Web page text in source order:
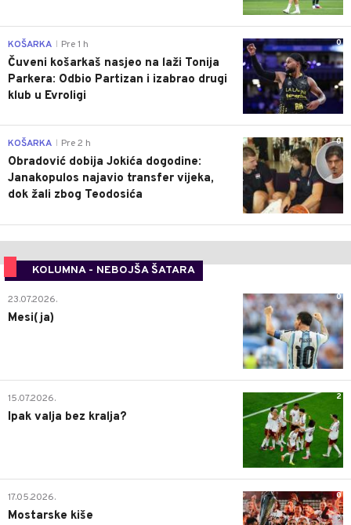
0
KOŠARKA Pre 1 h
Čuveni košarkaš nasjeo na laži Tonija
Parkera: Odbio Partizan i izabrao drugi
klub u Evroligi
0
KOŠARKA Pre 2 h
Obradović dobija Jokića dogodine:
Janakopulos najavio transfer vijeka,
dok žali zbog Teodosića
KOLUMNA - NEBOJŠA ŠATARA
0
23.07.2026.
Mesi(ja)
2
15.07.2026.
Ipak valja bez kralja?
0
17.05.2026.
Mostarske kiše